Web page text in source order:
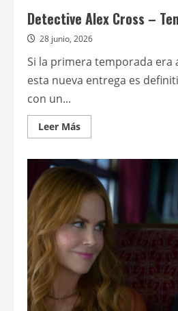
Detective Alex Cross –
28 junio, 2026
Si la primera temporada era
esta nueva entrega es
con un...
Leer MásLeer
más
Detective
Alex
Cross
–
Temporada
2